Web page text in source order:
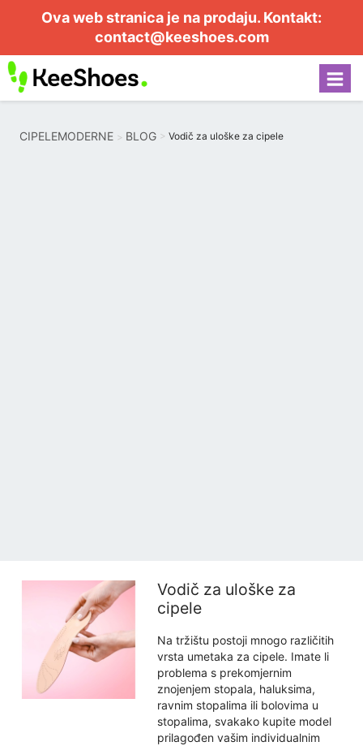
Ova web stranica je na prodaju. Kontakt:
contact@keeshoes.com
CIPELEMODERNE BLOG Vodič za uloške za cipele
Vodič za uloške za
cipele
Na tržištu postoji mnogo različitih
vrsta umetaka za cipele. Imate li
problema s prekomjernim
znojenjem stopala, haluksima,
ravnim stopalima ili bolovima u
stopalima, svakako kupite model
prilagođen vašim individualnim